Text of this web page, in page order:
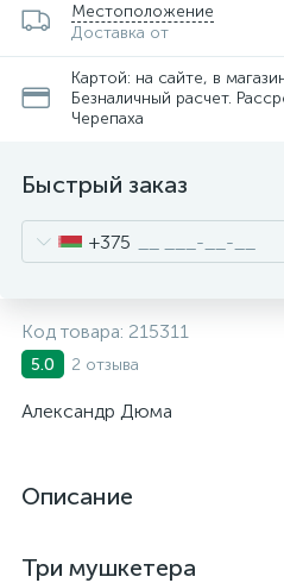
Местоположение
Доставка от
Картой: на сайте, в
Безналичный расчет.
Черепаха
Быстрый заказ
+375
Код товара: 215311
5.0 2 отзыва
Александр Дюма
Описание
Три мушкетера